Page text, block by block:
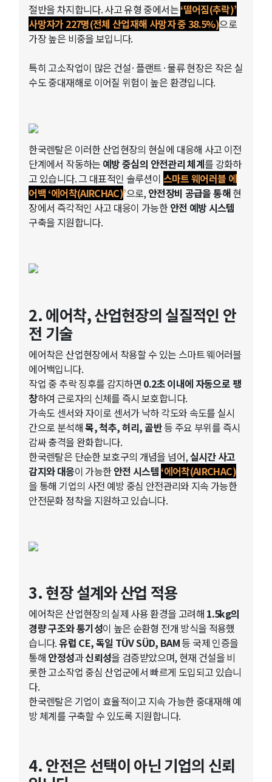
절반을 차지합니다. 사고 유형 중에서는‘떨어짐(추락)’
사망자가 227명(전체 산업재해 사망자 중 38.5%)으로
가장 높은 비중을 보입니다.
특히 고소작업이 많은 건설·플랜트·물류 현장은 작은 실
수도 중대재해로 이어질 위험이 높은 환경입니다.
한국렌탈은 이러한 산업현장의 현실에 대응해 사고 이전
단계에서 작동하는 예방 중심의 안전관리 체계를 강화하
고 있습니다. 그 대표적인 솔루션이 스마트 웨어러블 에
어백 ‘에어착(AIRCHAC)’으로,안전장비 공급을 통해현
장에서 즉각적인 사고 대응이 가능한안전 예방 시스템
구축을 지원합니다.
2. 에어착, 산업현장의 실질적인 안
전 기술
에어착은 산업현장에서 착용할 수 있는 스마트 웨어러블
에어백입니다.
작업 중 추락 징후를 감지하면 0.2초 이내에 자동으로 팽
창하여 근로자의 신체를 즉시 보호합니다.
가속도 센서와 자이로 센서가 낙하 각도와 속도를 실시
간으로 분석해목, 척추, 허리, 골반등 주요 부위를 즉시
감싸 충격을 완화합니다.
한국렌탈은 단순한 보호구의 개념을 넘어,실시간 사고
감지와 대응이 가능한안전 시스템‘에어착(AIRCHAC)
을 통해 기업의 사전 예방 중심 안전관리와 지속 가능한
안전문화 정착을 지원하고 있습니다.
3. 현장 설계와 산업 적용
에어착은 산업현장의 실제 사용 환경을 고려해 1.5kg의
경량 구조와 통기성이 높은 순환형 전개 방식을 적용했
습니다.유럽 CE, 독일 TÜV SÜD, BAM등 국제 인증을
통해 안정성과신뢰성을 검증받았으며, 현재 건설을 비
롯한 고소작업 중심 산업군에서 빠르게 도입되고 있습니
다.
한국렌탈은 기업이 효율적이고 지속 가능한 중대재해 예
방 체계를 구축할 수 있도록 지원합니다.
4. 안전은 선택이 아닌 기업의 신뢰